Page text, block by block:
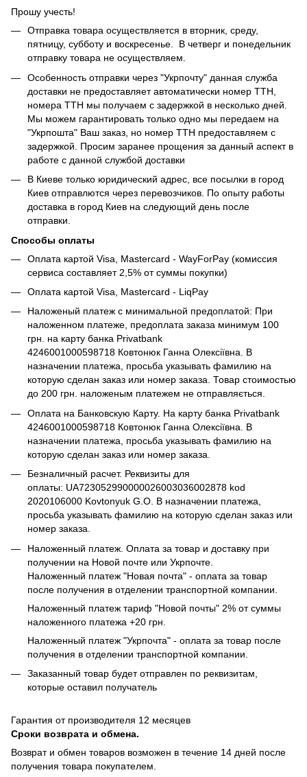
Прошу учесть!
Отправка товара осуществляется в вторник, среду,
пятницу, субботу и воскресенье. В четверг и понедельник
отправку товара не осуществляем.
Особенность отправки через "Укрпочту" данная служба
доставки не предоставляет автоматически номер ТТН,
номера ТТН мы получаем с задержкой в несколько дней.
Мы можем гарантировать только одно мы передаем на
"Укрпошта" Ваш заказ, но номер ТТН предоставляем с
задержкой. Просим заранее прощения за данный аспект в
работе с данной службой доставки
В Киеве только юридический адрес, все посылки в город
Киев отправлются через перевозчиков. По опыту работы
доставка в город Киев на следующий день после
отправки.
Способы оплаты
Оплата картой Visa, Mastercard - WayForPay (комиссия
сервиса составляет 2,5% от суммы покупки)
Оплата картой Visa, Mastercard - LiqPay
Наложеный платеж с минимальной предоплатой: При
наложенном платеже, предоплата заказа минимум 100
грн. на карту банка Privatbank
4246001000598718 Ковтонюк Ганна Олексіївна. В
назначении платежа, просьба указывать фамилию на
которую сделан заказ или номер заказа. Товар стоимостью
до 200 грн. наложеным платежем не отправляється.
Оплата на Банковскую Карту. На карту банка Privatbank
4246001000598718 Ковтонюк Ганна Олексіївна. В
назначении платежа, просьба указывать фамилию на
которую сделан заказ или номер заказа.
Безналичный расчет. Реквизиты для
оплаты: UA723052990000026003036002878 kod
2020106000 Kovtonyuk G.O. В назначении платежа,
просьба указывать фамилию на которую сделан заказ или
номер заказа.
Наложенный платеж. Оплата за товар и доставку при
получении на Новой почте или Укрпочте.
Наложенный платеж "Новая почта" - оплата за товар
после получения в отделении транспортной компании.
Наложенный платеж тариф "Новой почты" 2% от суммы
наложенного платежа +20 грн.
Наложенный платеж "Укрпочта" - оплата за товар после
получения в отделении транспортной компании.
Заказанный товар будет отправлен по реквизитам,
которые оставил получатель
Гарантия от производителя 12 месяцев
Сроки возврата и обмена.
Возврат и обмен товаров возможен в течение 14 дней после
получения товара покупателем.